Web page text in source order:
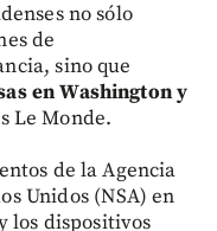
no sólo
de
sino que
en Washington y
Le Monde.
de la Agencia
Unidos (NSA) en
los dispositivos